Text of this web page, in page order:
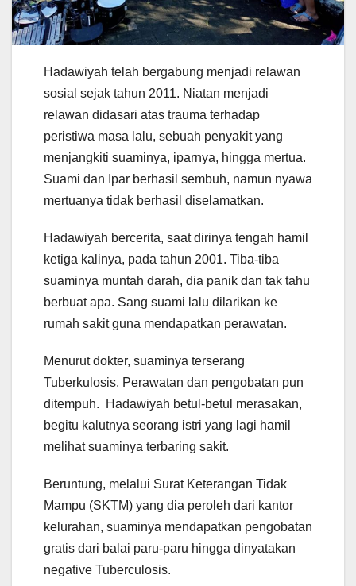
Hadawiyah telah bergabung menjadi relawan
sosial sejak tahun 2011. Niatan menjadi
relawan didasari atas trauma terhadap
peristiwa masa lalu, sebuah penyakit yang
menjangkiti suaminya, iparnya, hingga mertua.
Suami dan Ipar berhasil sembuh, namun nyawa
mertuanya tidak berhasil diselamatkan.
Hadawiyah bercerita, saat dirinya tengah hamil
ketiga kalinya, pada tahun 2001. Tiba-tiba
suaminya muntah darah, dia panik dan tak tahu
berbuat apa. Sang suami lalu dilarikan ke
rumah sakit guna mendapatkan perawatan.
Menurut dokter, suaminya terserang
Tuberkulosis. Perawatan dan pengobatan pun
ditempuh. Hadawiyah betul-betul merasakan,
begitu kalutnya seorang istri yang lagi hamil
melihat suaminya terbaring sakit.
Beruntung, melalui Surat Keterangan Tidak
Mampu (SKTM) yang dia peroleh dari kantor
kelurahan, suaminya mendapatkan pengobatan
gratis dari balai paru-paru hingga dinyatakan
negative Tuberculosis.